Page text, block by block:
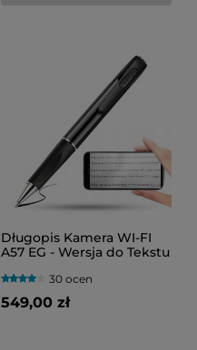
Długopis Kamera WI-FI
A57 EG - Wersja do Tekstu
30 ocen
549,00 zł